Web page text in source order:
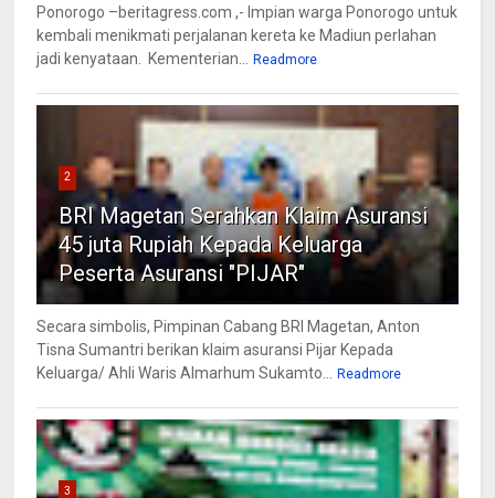
Ponorogo –beritagress.com ,- Impian warga Ponorogo untuk
kembali menikmati perjalanan kereta ke Madiun perlahan
jadi kenyataan. Kementerian...
Readmore
2
BRI Magetan Serahkan Klaim Asuransi
45 juta Rupiah Kepada Keluarga
Peserta Asuransi "PIJAR"
Secara simbolis, Pimpinan Cabang BRI Magetan, Anton
Tisna Sumantri berikan klaim asuransi Pijar Kepada
Keluarga/ Ahli Waris Almarhum Sukamto...
Readmore
3